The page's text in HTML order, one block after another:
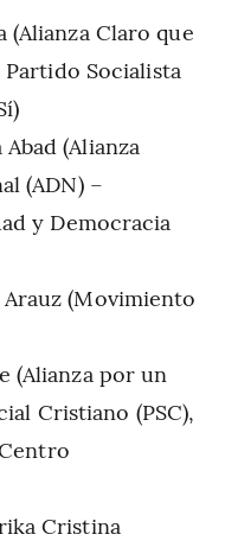
(Alianza Claro que
Socialista
(Alianza
(ADN) –
y Democracia
(Movimiento
(Alianza por un
Cristiano (PSC),
Cristina